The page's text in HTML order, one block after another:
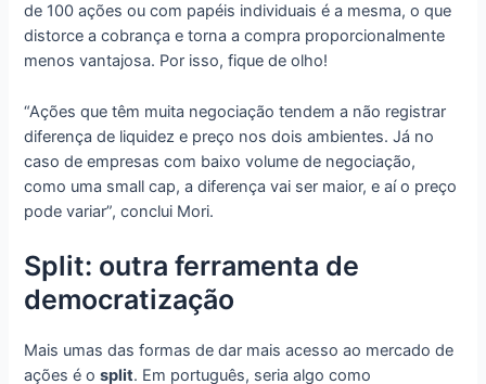
de 100 ações ou com papéis individuais é a mesma, o que
distorce a cobrança e torna a compra proporcionalmente
menos vantajosa. Por isso, fique de olho!
“Ações que têm muita negociação tendem a não registrar
diferença de liquidez e preço nos dois ambientes. Já no
caso de empresas com baixo volume de negociação,
como uma small cap, a diferença vai ser maior, e aí o preço
pode variar”, conclui Mori.
Split: outra ferramenta de
democratização
Mais umas das formas de dar mais acesso ao mercado de
ações é osplit. Em português, seria algo como